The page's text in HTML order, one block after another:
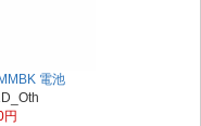
電池
円